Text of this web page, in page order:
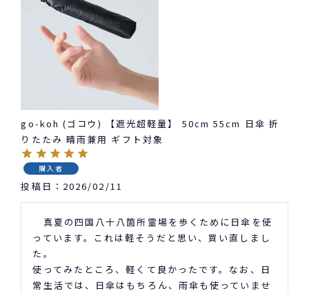
go-koh (ゴコウ) 【遮光超軽量】 50cm 55cm 日傘 折
りたたみ 晴雨兼用 ギフト対象
購入者
投稿日 2026/02/11
真夏の四国八十八箇所霊場を歩くために日傘を使
っています。これは軽そうだと思い、買い直しまし
た。
使ってみたところ、軽くて良かったです。なお、日
常生活では、日傘はもちろん、雨傘も使っていませ